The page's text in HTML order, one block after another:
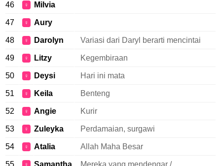
46 ♀ Milvia
47 ♀ Aury
48 ♀ Darolyn Variasi dari Daryl berarti mencintai
49 ♀ Litzy Kegembiraan
50 ♀ Deysi Hari ini mata
51 ♀ Keila Benteng
52 ♀ Angie Kurir
53 ♀ Zuleyka Perdamaian, surgawi
54 ♀ Atalia Allah Maha Besar
55 ♀ Samantha
Mereka yang mendengar /